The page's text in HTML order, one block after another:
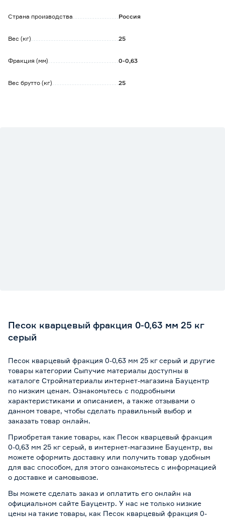
Страна производства Россия
Вес (кг) 25
Фракция (мм) 0-0,63
Вес брутто (кг) 25
Песок кварцевый фракция 0-0,63 мм 25 кг
серый
Песок кварцевый фракция 0-0,63 мм 25 кг серый и другие
товары категории Сыпучие материалы доступны в
каталоге Стройматериалы интернет-магазина Бауцентр
по низким ценам. Ознакомьтесь с подробными
характеристиками и описанием, а также отзывами о
данном товаре, чтобы сделать правильный выбор и
заказать товар онлайн.
Приобретая такие товары, как Песок кварцевый фракция
0-0,63 мм 25 кг серый, в интернет-магазине Бауцентр, вы
можете оформить доставку или получить товар удобным
для вас способом, для этого ознакомьтесь с информацией
о доставке и самовывозе.
Вы можете сделать заказ и оплатить его онлайн на
официальном сайте Бауцентр. У нас не только низкие
цены на такие товары, как Песок кварцевый фракция 0-